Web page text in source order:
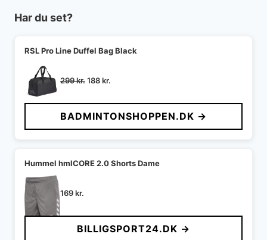
Har du set?
RSL Pro Line Duffel Bag Black
299kr.Den
pris
var:
299 kr..
188kr.
pris
er:
188 kr..
BADMINTONSHOPPEN.DK →
Hummel hmlCORE 2.0 Shorts Dame
169kr.
BILLIGSPORT24.DK →